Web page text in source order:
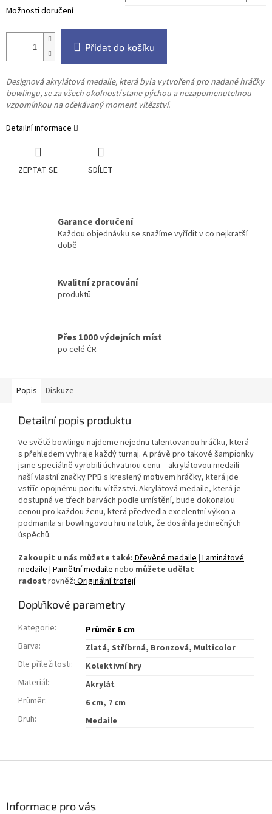
Možnosti doručení
Přidat do košíku
Designová akrylátová medaile, která byla vytvořená pro nadané hráčky
bowlingu, se za všech okolností stane pýchou a nezapomenutelnou
vzpomínkou na očekávaný moment vítězství.
Detailní informace
ZEPTAT SE SDÍLET
Garance doručení
Každou objednávku se snažíme vyřídit v co nejkratší
době
Kvalitní zpracování
produktů
Přes 1000 výdejních míst
po celé ČR
Popis Diskuze
Detailní popis produktu
Ve světě bowlingu najdeme nejednu talentovanou hráčku, která
s přehledem vyhraje každý turnaj. A právě pro takové šampionky
jsme speciálně vyrobili úchvatnou cenu –⁠⁠⁠⁠⁠⁠⁠⁠⁠⁠⁠⁠⁠⁠⁠⁠⁠⁠ akrylátovou medaili
naší vlastní značky PPB s kreslený motivem hráčky, která jde
vstříc opojnému pocitu vítězství. Akrylátová medaile, která je
dostupná ve třech barvách podle umístění, bude dokonalou
cenou pro každou ženu, která předvedla excelentní výkon a
podmanila si bowlingovou hru natolik, že dosáhla jedinečných
úspěchů.
Zakoupit u nás můžete také: Dřevěné medaile| Laminátové
medaile| Pamětní medailenebo můžete udělat
radost rovněž: Originální trofejí
Doplňkové parametry
Kategorie:
Průměr 6 cm
Barva:
Zlatá, Stříbrná, Bronzová, Multicolor
Dle příležitosti:
Kolektivní hry
Materiál:
Akrylát
Průměr:
6 cm, 7 cm
Druh: Medaile
Informace pro vás